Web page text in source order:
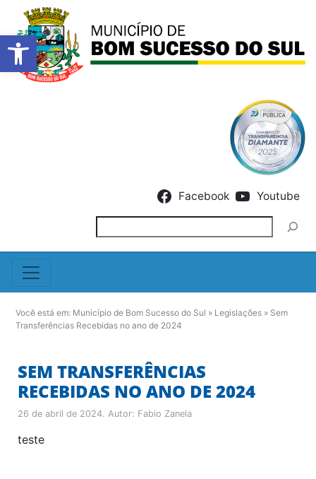
Barra de Ferramentas
Facebook Youtube
Você está em: Município de Bom Sucesso do Sul » Legislações » Sem
Transferências Recebidas no ano de 2024
SEM TRANSFERÊNCIAS
RECEBIDAS NO ANO DE 2024
26 de abril de 2024. Autor: Fabio Zanela
teste